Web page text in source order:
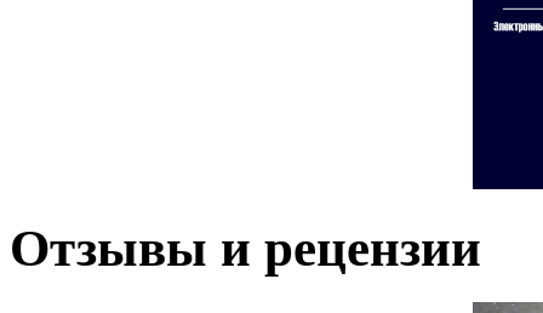
Отзывы и рецензии